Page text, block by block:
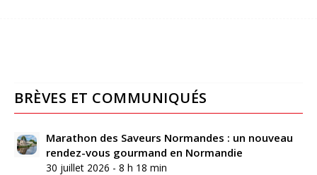
BRÈVES ET COMMUNIQUÉS
Marathon des Saveurs Normandes : un nouveau
rendez-vous gourmand en Normandie
30 juillet 2026 - 8 h 18 min